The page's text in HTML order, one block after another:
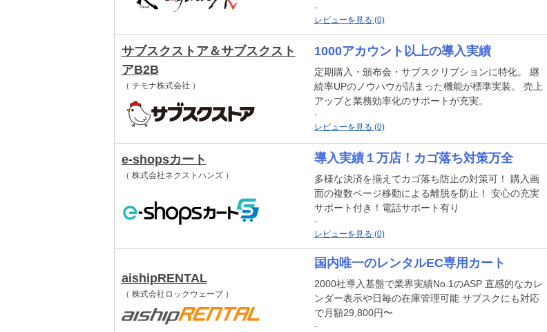
-
レビューを見る (0)
サブスクストア＆サブスクスト
アB2B
（ テモナ株式会社 ）
1000アカウント以上の導入実績
定期購入・頒布会・サブスクリプションに特化。 継
続率UPのノウハウが詰まった機能が標準実装。 売上
アップと業務効率化のサポートが充実。
-
レビューを見る (0)
e-shopsカート
（ 株式会社ネクストハンズ ）
導入実績１万店！カゴ落ち対策万全
多様な決済を揃えてカゴ落ち防止の対策可！ 購入画
面の複数ページ移動による離脱を防止！ 安心の充実
サポート付き！電話サポート有り
-
レビューを見る (0)
aishipRENTAL
（ 株式会社ロックウェーブ ）
国内唯一のレンタルEC専用カート
2000社導入基盤で業界実績No.1のASP 直感的なカレ
ンダー表示や日毎の在庫管理可能 サブスクにも対応
で月額29,800円〜
-